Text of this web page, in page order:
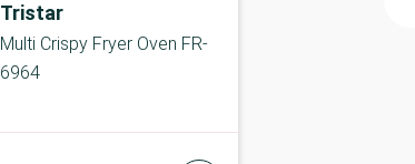
Tristar
Multi Crispy Fryer Oven FR-
6964